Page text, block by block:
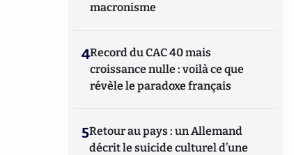
macronisme
4Record du CAC 40 mais
croissance nulle : voilà ce que
révèle le paradoxe français
5Retour au pays : un Allemand
décrit le suicide culturel d’une